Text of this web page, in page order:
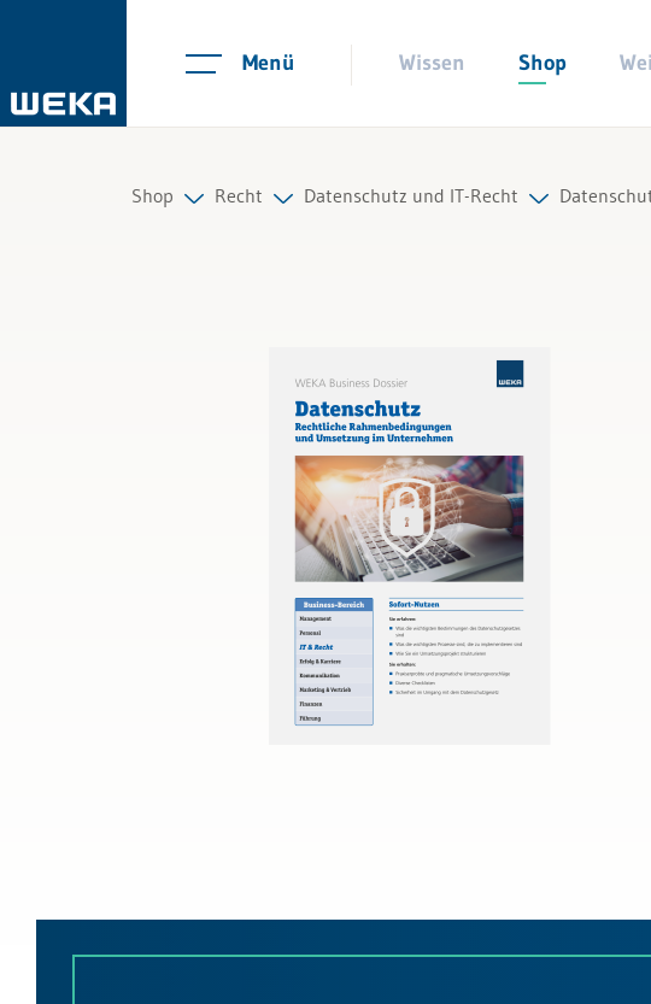
Menü Wissen Shop
Shop
Führung & Kompetenzen
Finanzen & Steuern
Bau & Immobilien
Recht
Gesellschaftsrecht
Scheidungs- und Erbrecht
Kauf und Verkauf
Wettbewerb und Handel
Allgemeines Privatrecht
Datenschutz und IT-Recht
Datenschutz und IT-Recht
IT-Verträge